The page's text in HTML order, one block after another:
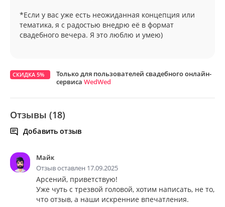
*Если у вас уже есть неожиданная концепция или
тематика, я с радостью внедрю её в формат
свадебного вечера. Я это люблю и умею)
СКИДКА 5%
Только для пользователей свадебного онлайн-
сервиса WedWed
Отзывы (18)
Добавить отзыв
Майк
Отзыв оставлен 17.09.2025
Арсений, приветствую!
Уже чуть с трезвой головой, хотим написать, не то,
что отзыв, а наши искренние впечатления.